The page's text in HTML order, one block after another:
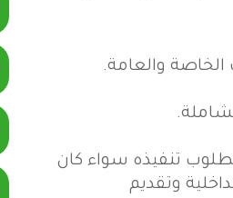
والعامة.
تنفيذه سواء كان
وتقديم